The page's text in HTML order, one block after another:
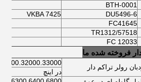
BTH-0001
DU5496-6
VKBA 7425
FC41645
57518/TR1312
FC 12033
فروخته شده ما
رولر تراکم دار
در اینچ